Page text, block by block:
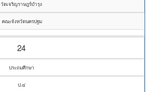
วัดเจริญราษฎร์บำรุง
คณะจังหวัดนครปฐม
24
ประถมศึกษา
ป.๔